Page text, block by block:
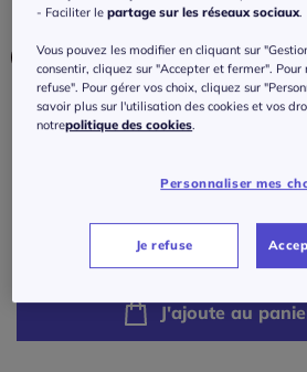
Taille :
En stock
En stock
J'ajoute au
- Faciliter lepartage sur les réseaux sociaux.
Vous pouvez les modifier en cliquant sur
consentir, cliquez sur "Accepter et fermer". Pour
refuse". Pour gérer vos choix, cliquez sur
savoir plus sur l'utilisation des cookies et vos
notrepolitique des cookies.
Personnaliser mes
Je refuse